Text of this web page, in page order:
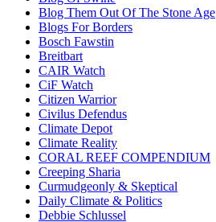
Blog Them Out Of The Stone Age
Blogs For Borders
Bosch Fawstin
Breitbart
CAIR Watch
CiF Watch
Citizen Warrior
Civilus Defendus
Climate Depot
Climate Reality
CORAL REEF COMPENDIUM
Creeping Sharia
Curmudgeonly & Skeptical
Daily Climate & Politics
Debbie Schlussel